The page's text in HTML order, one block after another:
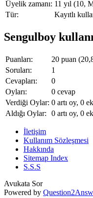
Üyelik zamanı: 11 yıl (10,
Tür:
Kayıtlı
Sengulboy
Puanları: 20 puan (
Soruları:
1
Cevapları:
0
Oyları:
0 cevap
Verdiği Oylar: 0 artı oy, 0
Aldığı Oylar:
0 artı oy, 0
İletişim
Kullanım Sözleşmesi
Hakkında
Sitemap Index
S.S.S
Avukata Sor
Powered by